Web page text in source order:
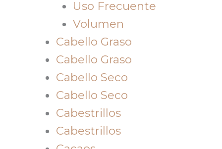
Uso Frecuente
Volumen
Cabello Graso
Cabello Graso
Cabello Seco
Cabello Seco
Cabestrillos
Cabestrillos